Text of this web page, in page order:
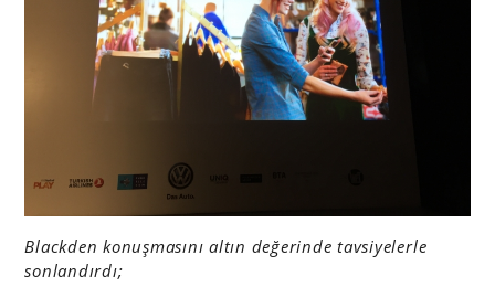
Blackden konuşmasını altın değerinde tavsiyelerle
sonlandırdı;